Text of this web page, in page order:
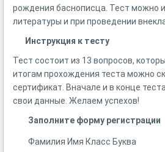
рождения баснописца. Тест можно
литературы и при проведении
Инструкция к тесту
Тест состоит из 13 вопросов,
итогам прохождения теста можно
сертификат. Вначале и в конце
свои данные. Желаем успехов!
Заполните форму регистрации
Фамилия Имя Класс Буква